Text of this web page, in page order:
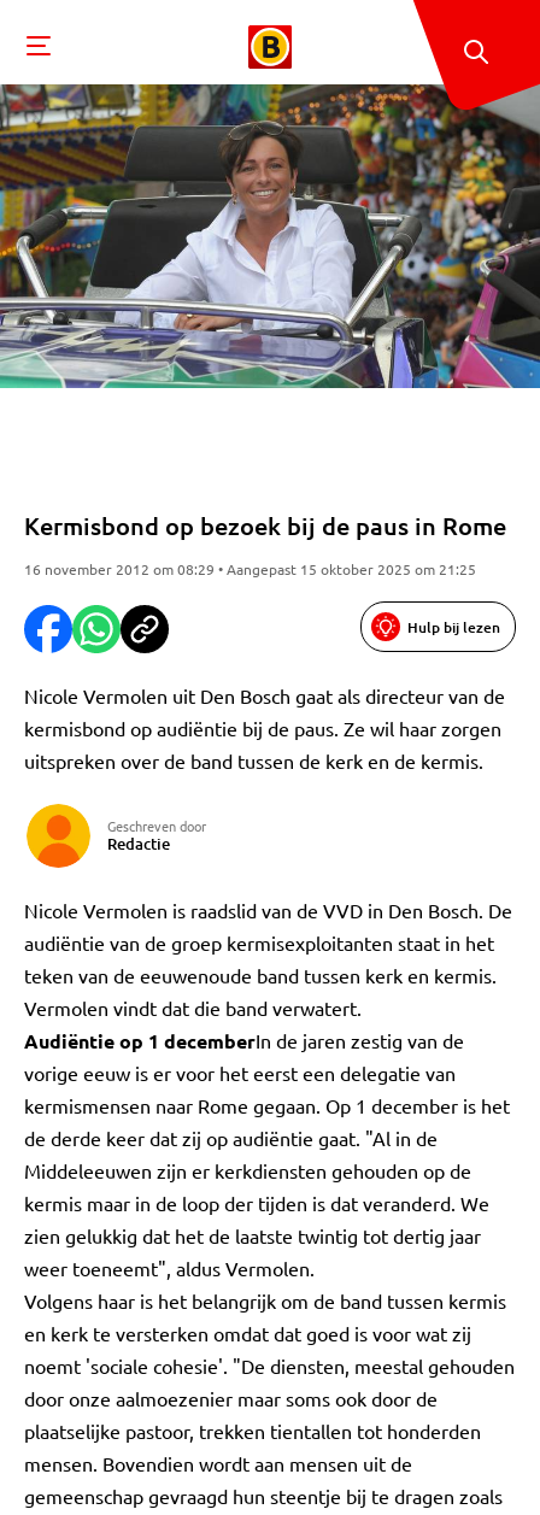
Kermisbond op bezoek bij de paus in Rome
16 november 2012 om 08:29 • Aangepast 15 oktober 2025 om 21:25
Hulp bij lezen
Nicole Vermolen uit Den Bosch gaat als directeur van de
kermisbond op audiëntie bij de paus. Ze wil haar zorgen
uitspreken over de band tussen de kerk en de kermis.
Geschreven door
Redactie
Nicole Vermolen is raadslid van de VVD in Den Bosch. De
audiëntie van de groep kermisexploitanten staat in het
teken van de eeuwenoude band tussen kerk en kermis.
Vermolen vindt dat die band verwatert.
Audiëntie op 1 decemberIn de jaren zestig van de
vorige eeuw is er voor het eerst een delegatie van
kermismensen naar Rome gegaan. Op 1 december is het
de derde keer dat zij op audiëntie gaat. "Al in de
Middeleeuwen zijn er kerkdiensten gehouden op de
kermis maar in de loop der tijden is dat veranderd. We
zien gelukkig dat het de laatste twintig tot dertig jaar
weer toeneemt", aldus Vermolen.
Volgens haar is het belangrijk om de band tussen kermis
en kerk te versterken omdat dat goed is voor wat zij
noemt 'sociale cohesie'. "De diensten, meestal gehouden
door onze aalmoezenier maar soms ook door de
plaatselijke pastoor, trekken tientallen tot honderden
mensen. Bovendien wordt aan mensen uit de
gemeenschap gevraagd hun steentje bij te dragen zoals